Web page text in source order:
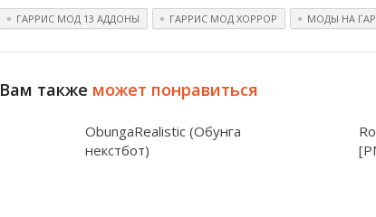
ГАРРИС МОД 13 АДДОНЫ ГАРРИС МОД ХОРРОР МОДЫ НА
Вам также может понравиться
ObungaRealistic (Обунга
некстбот)